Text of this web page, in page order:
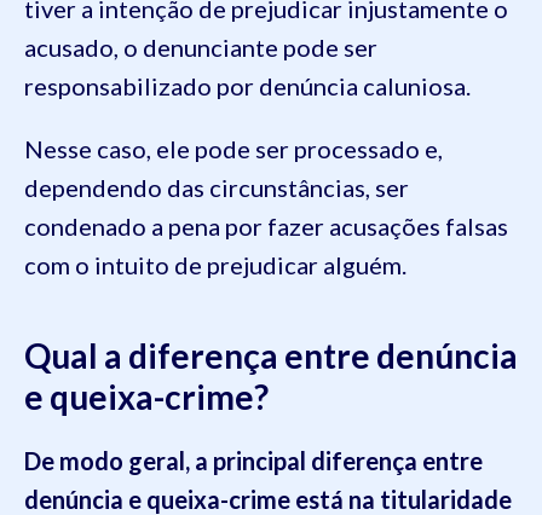
tiver a intenção de prejudicar injustamente o
acusado, o denunciante pode ser
responsabilizado por denúncia caluniosa.
Nesse caso, ele pode ser processado e,
dependendo das circunstâncias, ser
condenado a pena por fazer acusações falsas
com o intuito de prejudicar alguém.
Qual a diferença entre denúncia
e queixa-crime?
De modo geral, a principal diferença entre
denúncia e queixa-crime está na titularidade